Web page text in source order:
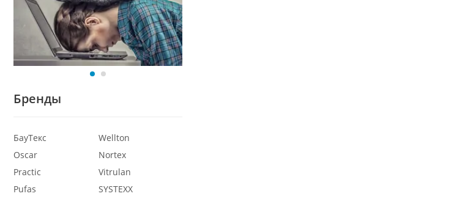
Бренды
БауТекс
Wellton
Oscar
Nortex
Practic
Vitrulan
Pufas
SYSTEXX